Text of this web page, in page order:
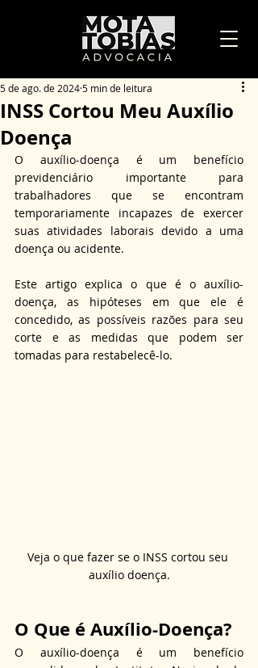
INSS Cortou Meu Auxílio
Doença
5 de ago. de 20245 min de leitura
O auxílio-doença é um benefício
previdenciário importante para
trabalhadores que se encontram
temporariamente incapazes de exercer
suas atividades laborais devido a uma
doença ou acidente.
Este artigo explica o que é o auxílio-
doença, as hipóteses em que ele é
concedido, as possíveis razões para seu
corte e as medidas que podem ser
tomadas para restabelecê-lo.
Veja o que fazer se o INSS cortou seu
auxílio doença.
O Que é Auxílio-Doença?
O auxílio-doença é um benefício